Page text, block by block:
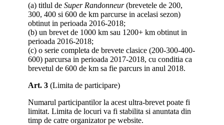
(a) titlul de Super Randonneur(brevetele de 200,
300, 400 si 600 de km parcurse in acelasi sezon)
obtinut in perioada 2016-2018;
(b) un brevet de 1000 km sau 1200+ km obtinut in
perioada 2016-2018;
(c) o serie completa de brevete clasice (200-300-400-
600) parcursa in perioada 2017-2018, cu conditia ca
brevetul de 600 de km sa fie parcurs in anul 2018.
Art. 3 (Limita de participare)
Numarul participantilor la acest ultra-brevet poate fi
limitat. Limita de locuri va fi stabilita si anuntata din
timp de catre organizator pe website.